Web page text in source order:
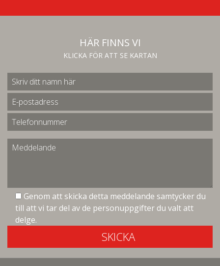
HÄR FINNS VI
KLICKA FÖR ATT SE KARTAN
Genom att skicka detta meddelande samtycker du
till att vi tar del av de personuppgifter du valt att
delge.
SKICKA